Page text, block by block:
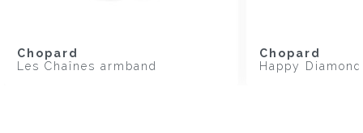
Chopard
Les Chaînes armband
Chopard
Happy